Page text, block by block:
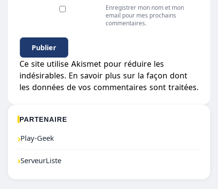
Enregistrer mon nom et mon
email pour mes prochains
commentaires.
Ce site utilise Akismet pour réduire les
indésirables. En savoir plus sur la façon dont
les données de vos commentaires sont traitées.
PARTENAIRE
›Play-Geek
›ServeurListe